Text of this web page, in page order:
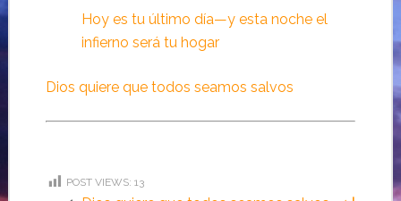
Hoy es tu último día—y esta noche el
infierno será tu hogar
Dios quiere que todos seamos salvos
POST VIEWS: 13